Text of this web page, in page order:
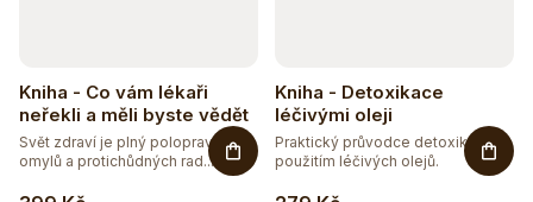
Kniha - Co vám lékaři
neřekli a měli byste vědět
Svět zdraví je plný polopravd,
omylů a protichůdných rad....
Kniha - Detoxikace
léčivými oleji
Praktický průvodce detoxikací s
použitím léčivých olejů.